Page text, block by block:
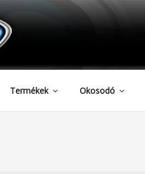
Termékek Okosodó